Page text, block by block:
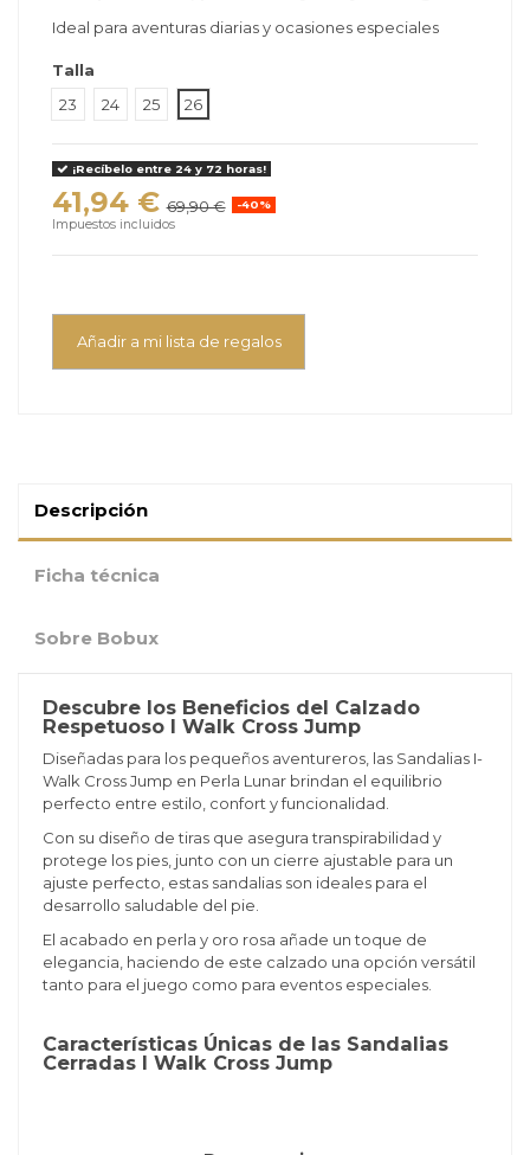
Ideal para aventuras diarias y ocasiones especiales
Talla
23
24 25 26
¡Recíbelo entre 24 y 72 horas!
41,94 € 69,90 € -40%
Impuestos incluidos
Añadir a mi lista de regalos
Descripción
Ficha técnica
Sobre Bobux
Descubre los Beneficios del Calzado
Respetuoso I Walk Cross Jump
Diseñadas para los pequeños aventureros, las Sandalias I-
Walk Cross Jump en Perla Lunar brindan el equilibrio
perfecto entre estilo, confort y funcionalidad.
Con su diseño de tiras que asegura transpirabilidad y
protege los pies, junto con un cierre ajustable para un
ajuste perfecto, estas sandalias son ideales para el
desarrollo saludable del pie.
El acabado en perla y oro rosa añade un toque de
elegancia, haciendo de este calzado una opción versátil
tanto para el juego como para eventos especiales.
Características Únicas de las Sandalias
Cerradas I Walk Cross Jump